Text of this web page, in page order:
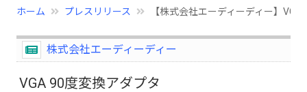
ホーム プレスリリース 【株式会社エーディーディー】
株式会社エーディーディー
VGA 90度変換アダプタ